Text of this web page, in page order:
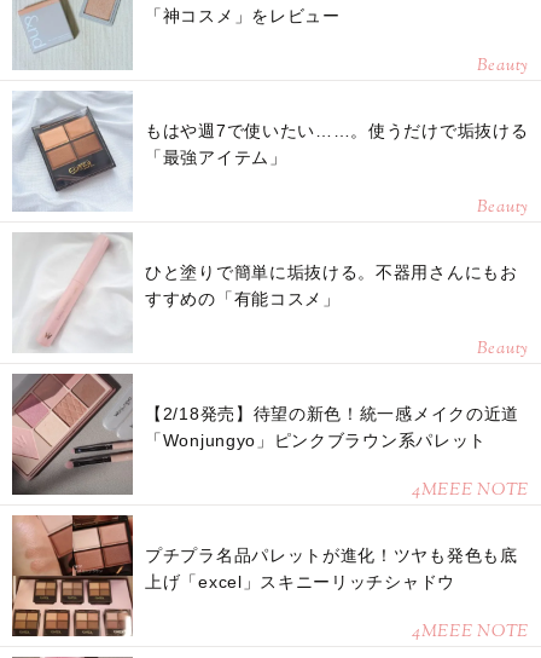
「神コスメ」をレビュー
Beauty
もはや週7で使いたい……。使うだけで垢抜ける
「最強アイテム」
Beauty
ひと塗りで簡単に垢抜ける。不器用さんにもお
すすめの「有能コスメ」
Beauty
【2/18発売】待望の新色！統一感メイクの近道
「Wonjungyo」ピンクブラウン系パレット
4MEEE NOTE
プチプラ名品パレットが進化！ツヤも発色も底
上げ「excel」スキニーリッチシャドウ
4MEEE NOTE